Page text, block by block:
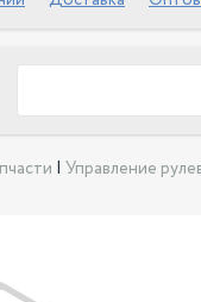
| Управление